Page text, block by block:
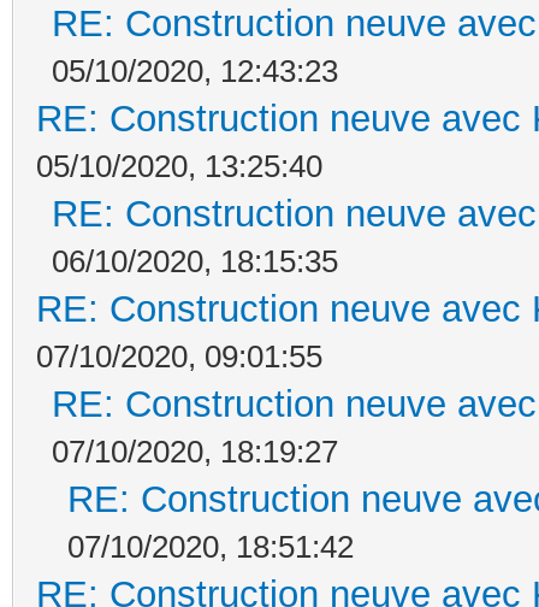
RE: Construction neuve
05/10/2020, 12:43:23
RE: Construction neuve avec
05/10/2020, 13:25:40
RE: Construction neuve
06/10/2020, 18:15:35
RE: Construction neuve avec
07/10/2020, 09:01:55
RE: Construction neuve
07/10/2020, 18:19:27
RE: Construction neuve
07/10/2020, 18:51:42
RE: Construction neuve avec